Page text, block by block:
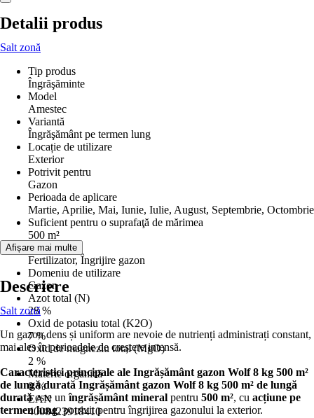
Detalii produs
Salt zonă
Tip produs
Îngrăşăminte
Model
Amestec
Variantă
Îngrăşământ pe termen lung
Locație de utilizare
Exterior
Potrivit pentru
Gazon
Perioada de aplicare
Martie, Aprilie, Mai, Iunie, Iulie, August, Septembrie, Octombrie
Suficient pentru o suprafaţă de mărimea
500 m²
Utilizare
Fertilizator, Îngrijire gazon
Domeniu de utilizare
Gazon
Azot total (N)
28 %
Oxid de potasiu total (K2O)
7 %
Oxid de magneziu total (MgO)
2 %
Materie organică
0 %
EAN
4008423918410
Afișare mai multe
Descriere
Salt zonă
Un gazon dens și uniform are nevoie de nutrienți administrați constant,
mai ales în perioadele de creștere intensă.
Caracteristici principale ale Ingrășământ gazon Wolf 8 kg 500 m²
de lungă durată Ingrășământ gazon Wolf 8 kg 500 m² de lungă
duratăeste unîngrășământ mineral pentru 500 m², cu acțiune pe
termen lung, potrivit pentru îngrijirea gazonului la exterior.